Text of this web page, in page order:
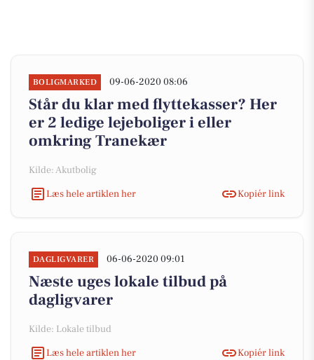
BOLIGMARKED 09-06-2020 08:06
Står du klar med flyttekasser? Her
er 2 ledige lejeboliger i eller
omkring Tranekær
Kilde: Akutbolig
Læs hele artiklen her
Kopiér link
DAGLIGVARER 06-06-2020 09:01
Næste uges lokale tilbud på
dagligvarer
Kilde: Lokale tilbud
Læs hele artiklen her
Kopiér link